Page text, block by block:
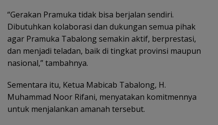
“Gerakan Pramuka tidak bisa berjalan sendiri.
Dibutuhkan kolaborasi dan dukungan semua pihak
agar Pramuka Tabalong semakin aktif, berprestasi,
dan menjadi teladan, baik di tingkat provinsi maupun
nasional,” tambahnya.
Sementara itu, Ketua Mabicab Tabalong, H.
Muhammad Noor Rifani, menyatakan komitmennya
untuk menjalankan amanah tersebut.